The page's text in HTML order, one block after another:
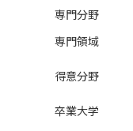
専門分野
専門領域
得意分野
卒業大学